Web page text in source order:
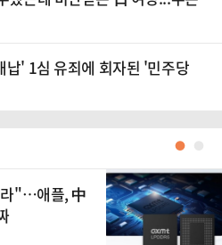
납' 1심 유죄에 회자된 '민주당
●
라"…애플, 中